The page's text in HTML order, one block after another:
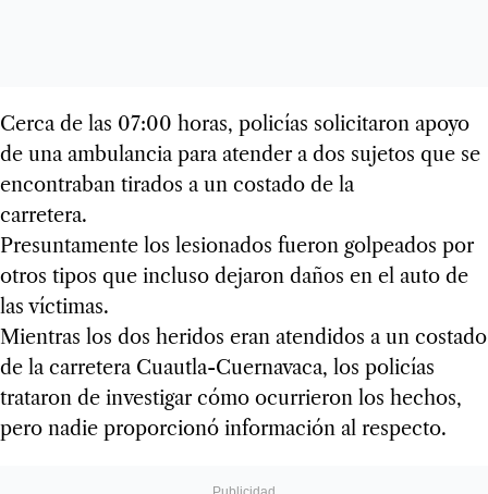
Cerca de las 07:00 horas, policías solicitaron apoyo
de una ambulancia para atender a dos sujetos que se
encontraban tirados a un costado de la
carretera.
Presuntamente los lesionados fueron golpeados por
otros tipos que incluso dejaron daños en el auto de
las víctimas.
Mientras los dos heridos eran atendidos a un costado
de la carretera Cuautla-Cuernavaca, los policías
trataron de investigar cómo ocurrieron los hechos,
pero nadie proporcionó información al respecto.